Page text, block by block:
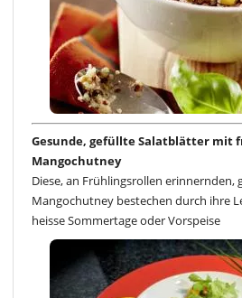
Gesunde, gefüllte Salatblätter mit
Mangochutney
Diese, an Frühlingsrollen
Mangochutney bestechen durch ihre
heisse Sommertage oder Vorspeise